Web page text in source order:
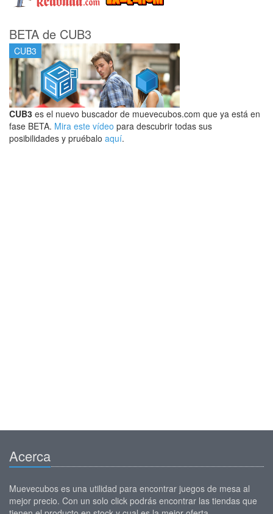
BETA de CUB3
CUB3
CUB3 es el nuevo buscador de muevecubos.com que ya está en
fase BETA. Mira este vídeo para descubrir todas sus
posibilidades y pruébalo aquí.
Acerca
Muevecubos es una utilidad para encontrar juegos de mesa al
mejor precio. Con un solo click podrás encontrar las tiendas que